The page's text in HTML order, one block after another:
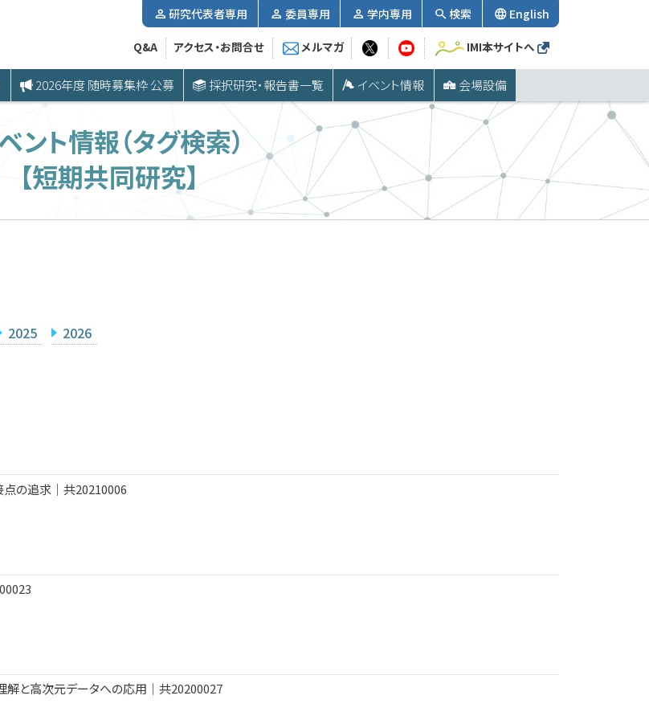
2026年度 随時募集枠 公募 採択研究・報告書一覧 イベント情報 会場設備
研究代表者専用 委員専用 学内専用 検索 English
Q&A アクセス・お問合せ メルマガ IMI本サイトへ
ント情報（タグ検索）
【短期共同研究】
2025 2026
の追求｜共20210006
と高次元データへの応用｜共20200027